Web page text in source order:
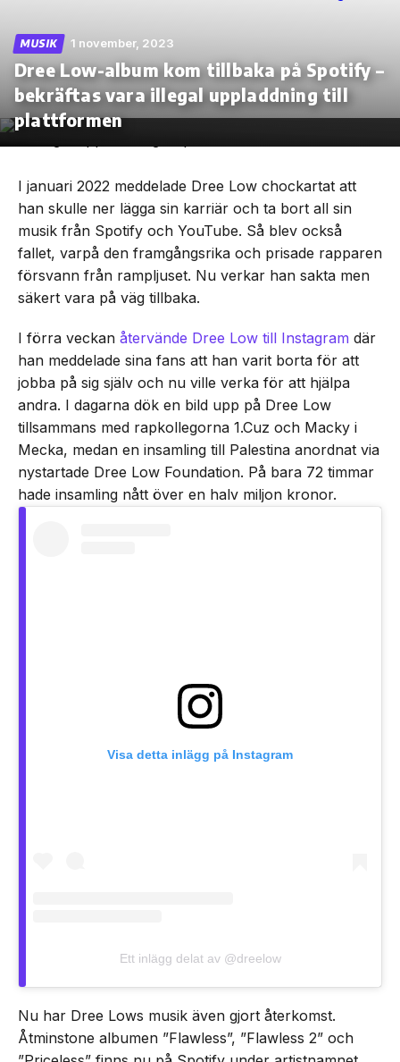
Skip
the
MUSIK 1 november, 2023
Dree Low-album kom tillbaka på Spotify –
bekräftas vara illegal uppladdning till
plattformen
I januari 2022 meddelade Dree Low chockartat att
han skulle ner lägga sin karriär och ta bort all sin
musik från Spotify och YouTube. Så blev också
fallet, varpå den framgångsrika och prisade rapparen
försvann från rampljuset. Nu verkar han sakta men
säkert vara på väg tillbaka.
I förra veckan återvände Dree Low till Instagram där
han meddelade sina fans att han varit borta för att
jobba på sig själv och nu ville verka för att hjälpa
andra. I dagarna dök en bild upp på Dree Low
tillsammans med rapkollegorna 1.Cuz och Macky i
Mecka, medan en insamling till Palestina anordnat via
nystartade Dree Low Foundation. På bara 72 timmar
hade insamling nått över en halv miljon kronor.
Visa detta inlägg på Instagram
Ett inlägg delat av @dreelow
Nu har Dree Lows musik även gjort återkomst.
Åtminstone albumen ”Flawless”, ”Flawless 2” och